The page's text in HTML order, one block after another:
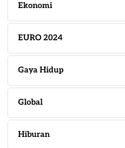
Ekonomi
EURO 2024
Gaya Hidup
Global
Hiburan